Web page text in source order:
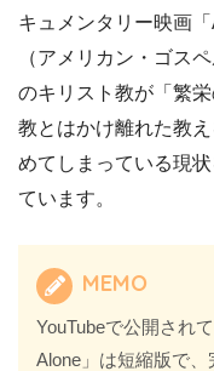
キュメンタリー映画
（アメリカン・ゴス
のキリスト教が「繁
教とはかけ離れた教
めてしまっている現
ています。
MEMO
YouTubeで公開され
Alone」は短縮版で、